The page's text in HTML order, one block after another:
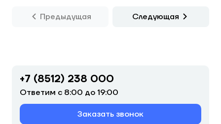
Предыдущая Следующая
+7 (8512) 238 000
Ответим с 8:00 до 19:00
Заказать звонок